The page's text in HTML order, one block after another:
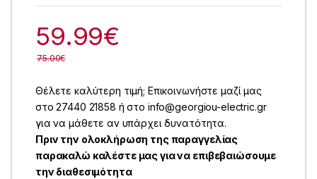
59.99€
75.00€
Θέλετε καλύτερη τιμή; Επικοινωνήστε μαζί μας
στο 27440 21858 ή στο info@georgiou-electric.gr
για να μάθετε αν υπάρχει δυνατότητα.
Πριν την ολοκλήρωση της παραγγελίας
παρακαλώ καλέστε μας για να επιβεβαιώσουμε
την διαθεσιμότητα